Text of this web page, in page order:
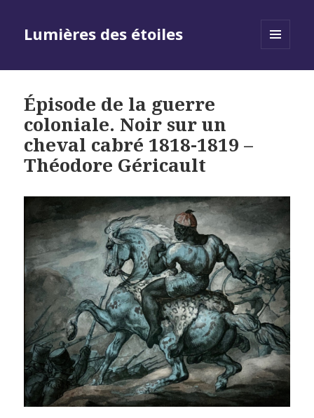
Lumières des étoiles
Épisode de la guerre
coloniale. Noir sur un
cheval cabré 1818-1819 –
Théodore Géricault